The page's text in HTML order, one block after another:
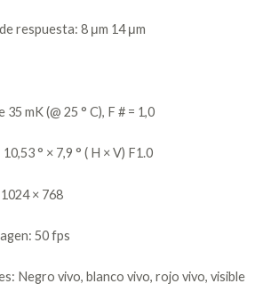
respuesta: 8 μm 14 μm
mK (@ 25 ° C), F # = 1,0
° × 7,9 ° ( H × V) F1.0
× 768
50 fps
Negro vivo, blanco vivo, rojo vivo, visible